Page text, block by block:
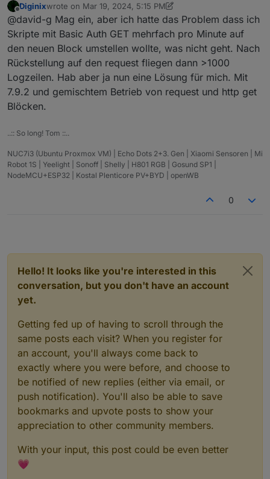
Vllt wäre es gut vorerst die nervigen
Logmeldung beim alten Block wegzulassen.
Fände ich kontraproduktiv.
Leute die das hier nicht lesen, und nicht regelmäßig
den Baustein benötigen bemerken es so ggf nicht
und verpassen die Gelegenheit was anzupassen.
Offline
Diginixwrote on Mar 19, 2024, 5:15 PM
last edited by DiginixMar 19, 2024, 6:16 PM
@david-g Mag ein, aber ich hatte das Problem dass ich
Skripte mit Basic Auth GET mehrfach pro Minute auf
den neuen Block umstellen wollte, was nicht geht. Nach
Rückstellung auf den request fliegen dann >1000
Logzeilen. Hab aber ja nun eine Lösung für mich. Mit
7.9.2 und gemischtem Betrieb von request und http get
Blöcken.
..:: So long! Tom ::..
NUC7i3 (Ubuntu Proxmox VM) | Echo Dots 2+3. Gen | Xiaomi Sensoren | Mi
Robot 1S | Yeelight | Sonoff | Shelly | H801 RGB | Gosund SP1 |
NodeMCU+ESP32 | Kostal Plenticore PV+BYD | openWB
0
Hello! It looks like you're interested in this
conversation, but you don't have an account
yet.
Getting fed up of having to scroll through the
same posts each visit? When you register for
an account, you'll always come back to
exactly where you were before, and choose to
be notified of new replies (either via email, or
push notification). You'll also be able to save
bookmarks and upvote posts to show your
appreciation to other community members.
With your input, this post could be even better
💗